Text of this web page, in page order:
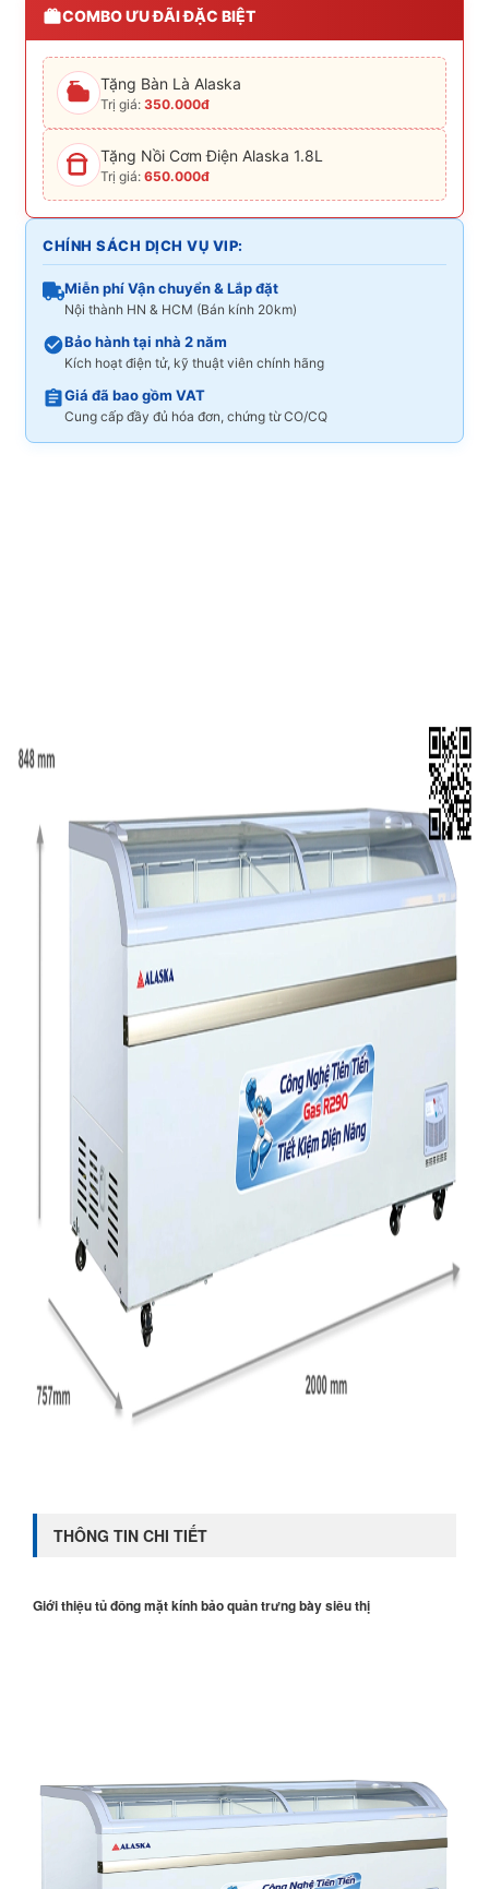
COMBO ƯU ĐÃI ĐẶC BIỆT
Tặng Bàn Là Alaska
Trị giá: 350.000đ
Tặng Nồi Cơm Điện Alaska 1.8L
Trị giá: 650.000đ
CHÍNH SÁCH DỊCH VỤ VIP:
Miễn phí Vận chuyển & Lắp đặt
Nội thành HN & HCM (Bán kính 20km)
Bảo hành tại nhà 2 năm
Kích hoạt điện tử, kỹ thuật viên chính hãng
Giá đã bao gồm VAT
Cung cấp đầy đủ hóa đơn, chứng từ CO/CQ
THÔNG TIN CHI TIẾT
Giới thiệu tủ đông mặt kính bảo quản trưng bày siêu thị